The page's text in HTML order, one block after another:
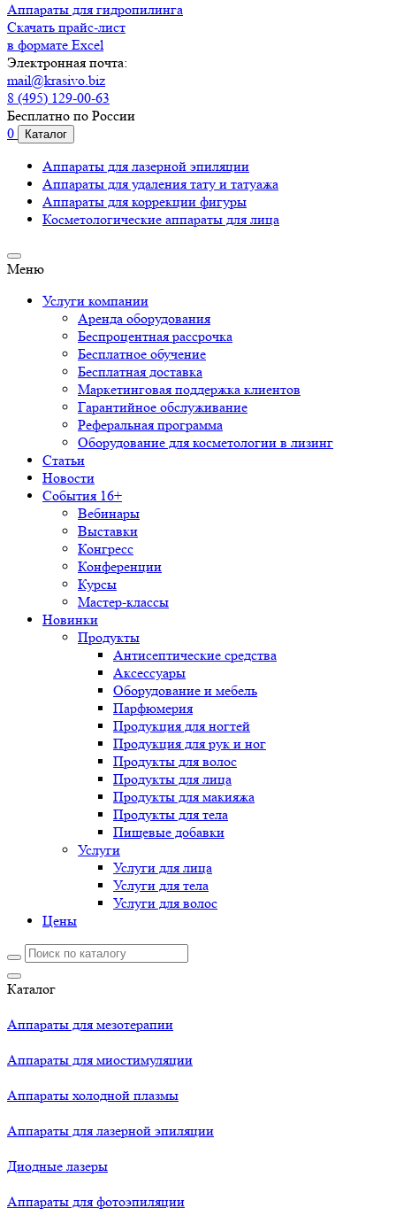
Аппараты для гидропилинга
Скачать прайс-лист
в формате Excel
Электронная почта:
mail@krasivo.biz
8 (495) 129-00-63
Бесплатно по России
0
Каталог
Аппараты для лазерной эпиляции
Аппараты для удаления тату и татуажа
Аппараты для коррекции фигуры
Косметологические аппараты для лица
Меню
Услуги компании
Аренда оборудования
Беспроцентная рассрочка
Бесплатное обучение
Бесплатная доставка
Маркетинговая поддержка клиентов
Гарантийное обслуживание
Реферальная программа
Оборудование для косметологии в лизинг
Статьи
Новости
События 16+
Вебинары
Выставки
Конгресс
Конференции
Курсы
Мастер-классы
Новинки
Продукты
Антисептические средства
Аксессуары
Оборудование и мебель
Парфюмерия
Продукция для ногтей
Продукция для рук и ног
Продукты для волос
Продукты для лица
Продукты для макияжа
Продукты для тела
Пищевые добавки
Услуги
Услуги для лица
Услуги для тела
Услуги для волос
Цены
Каталог
Аппараты для мезотерапии
Аппараты для миостимуляции
Аппараты холодной плазмы
Аппараты для лазерной эпиляции
Диодные лазеры
Аппараты для фотоэпиляции